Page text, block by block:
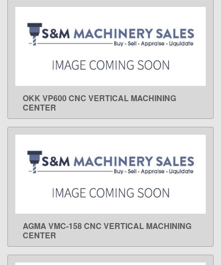
LEARN MORE
OKK VP600 CNC VERTICAL MACHINING
CENTER
LEARN MORE
AGMA VMC-158 CNC VERTICAL MACHINING
CENTER